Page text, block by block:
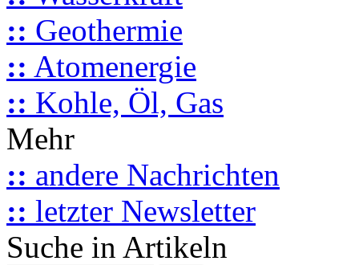
:: Geothermie
:: Atomenergie
:: Kohle, Öl, Gas
Mehr
:: andere Nachrichten
:: letzter Newsletter
Suche in Artikeln